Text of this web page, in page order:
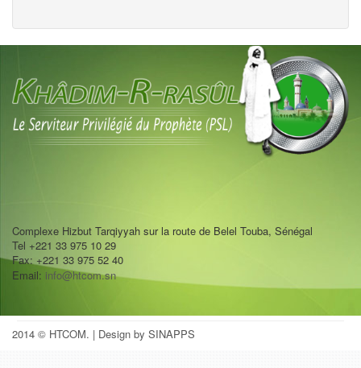
Complexe Hizbut Tarqiyyah sur la route de Belel Touba, Sénégal
Tel +221 33 975 10 29
Fax: +221 33 975 52 40
Email: info@htcom.sn
2014 © HTCOM. | Design by SINAPPS